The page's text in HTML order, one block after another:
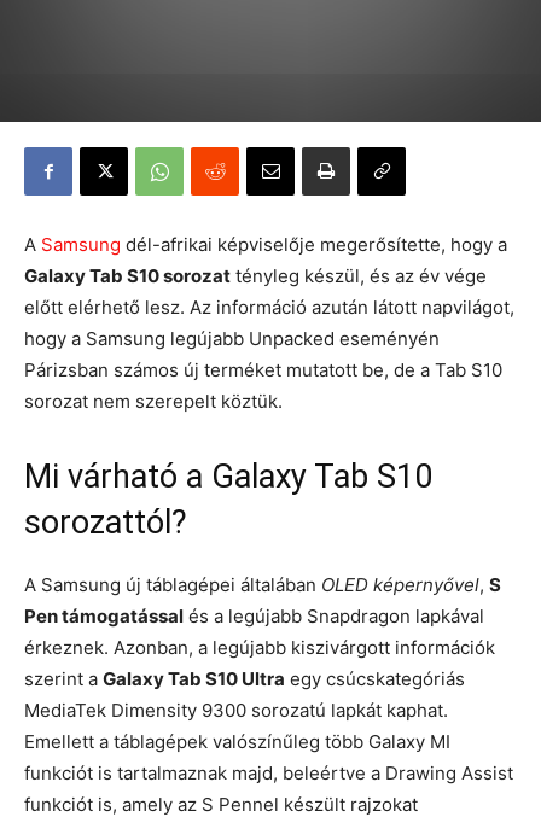
A Samsung dél-afrikai képviselője megerősítette, hogy a
Galaxy Tab S10 sorozat tényleg készül, és az év vége
előtt elérhető lesz. Az információ azután látott napvilágot,
hogy a Samsung legújabb Unpacked eseményén
Párizsban számos új terméket mutatott be, de a Tab S10
sorozat nem szerepelt köztük.
Mi várható a Galaxy Tab S10
sorozattól?
A Samsung új táblagépei általában OLED képernyővel, S
Pen támogatással és a legújabb Snapdragon lapkával
érkeznek. Azonban, a legújabb kiszivárgott információk
szerint a Galaxy Tab S10 Ultra egy csúcskategóriás
MediaTek Dimensity 9300 sorozatú lapkát kaphat.
Emellett a táblagépek valószínűleg több Galaxy MI
funkciót is tartalmaznak majd, beleértve a Drawing Assist
funkciót is, amely az S Pennel készült rajzokat